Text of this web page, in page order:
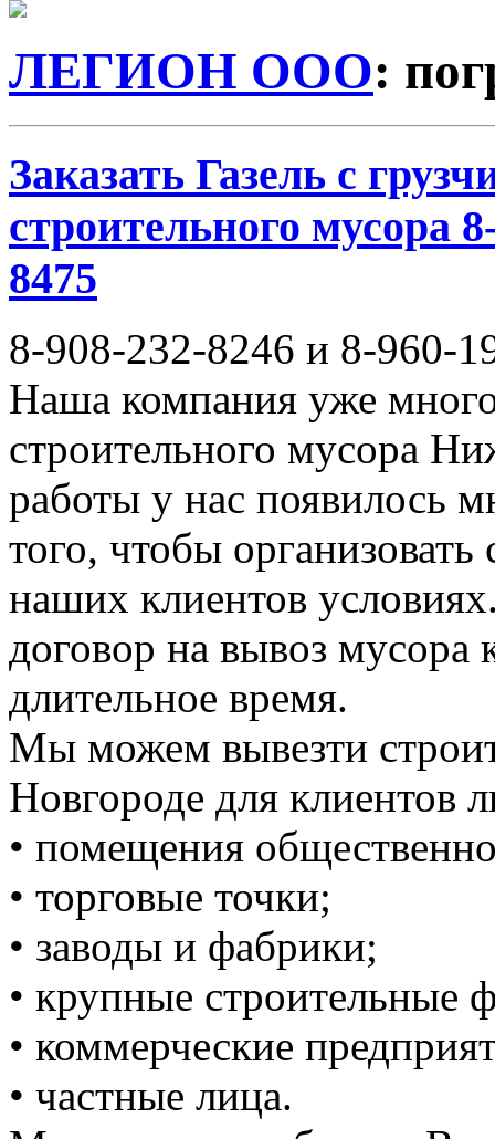
ЛЕГИОН ООО:
Заказать Газель с
строительного мусора
8475
8-908-232-8246 и 8-960-
Наша компания уже много
строительного мусора
работы у нас появилось
того, чтобы
наших клиентов
договор на вывоз мусора
длительное время.
Мы можем вывезти
Новгороде для клиентов
• помещения
• торговые точки;
• заводы и фабрики;
• крупные строительные
• коммерческие
• частные лица.